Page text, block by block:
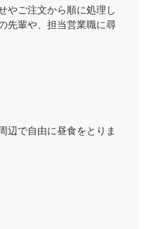
やご注文から順に処理し
先輩や、担当営業職に尋
辺で自由に昼食をとりま